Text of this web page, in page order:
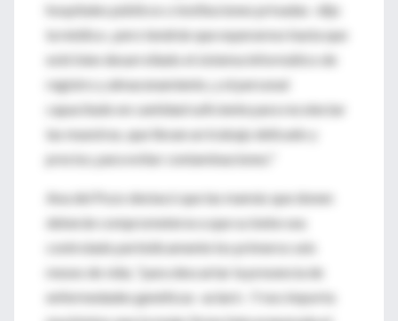
hospitales públicos o instituciones privadas -dijo
la médica-, pero tendrán que esperarnos hasta que
esté bien desarrollado el sistema informático de
registro y almacenamiento, y el personal
capacitado en cantidad suficiente para recolectar
las muestras, que llevan un trabajo delicado y
preciso, para evitar contaminaciones."
Ana del Pozo destacó que las mamás que donen
deberán comprometerse a que su bebe sea
controlado periódicamente los primeros seis
meses de vida, "para descartar la presencia de
enfermedades genéticas -aclaró-. Y nos importa